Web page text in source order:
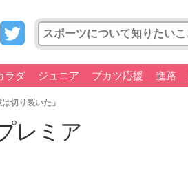
ラダ ジュニア ブカツ応援 進路
切り裂いた」
レミア